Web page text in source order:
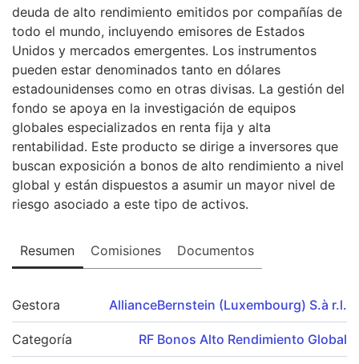
deuda de alto rendimiento emitidos por compañías de
todo el mundo, incluyendo emisores de Estados
Unidos y mercados emergentes. Los instrumentos
pueden estar denominados tanto en dólares
estadounidenses como en otras divisas. La gestión del
fondo se apoya en la investigación de equipos
globales especializados en renta fija y alta
rentabilidad. Este producto se dirige a inversores que
buscan exposición a bonos de alto rendimiento a nivel
global y están dispuestos a asumir un mayor nivel de
riesgo asociado a este tipo de activos.
Resumen Comisiones Documentos
Gestora AllianceBernstein (Luxembourg) S.à r.l.
Categoría RF Bonos Alto Rendimiento Global